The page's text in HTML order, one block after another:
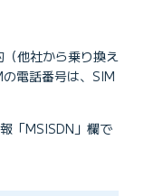
他社から乗り換え
電話番号は、SIM
「MSISDN」欄で